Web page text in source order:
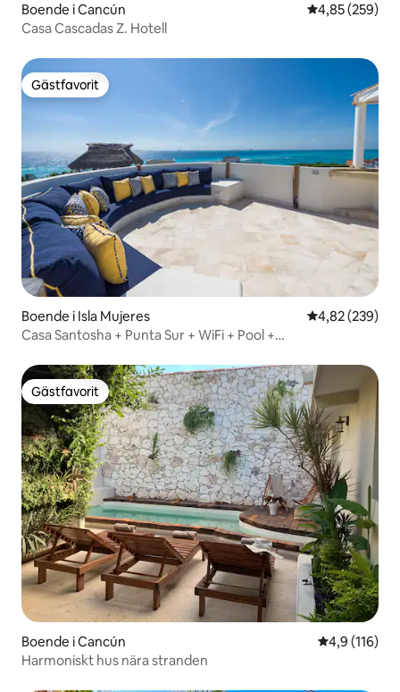
Boende i Cancún 4,85 av 5 i
4,85 (259)
Casa Cascadas Z. Hotell
Gästfavorit
Gästfavorit
Boende i Isla Mujeres 4,82 av 5 i
4,82 (239)
Casa Santosha + Punta Sur + WiFi + Pool +
Gästfavorit
Gästfavorit
Boende i Cancún 4,9 av 5 i
4,9 (116)
Harmoniskt hus nära stranden